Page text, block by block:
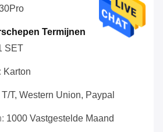
Termijnen
SET
Karton
T/T, Western Union, Paypal
1000 Vastgestelde Maand